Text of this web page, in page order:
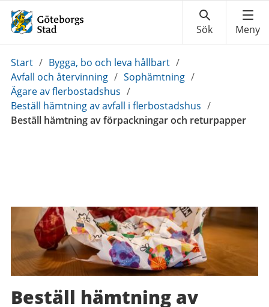
Du
är
här:
Start / Bygga, bo och leva hållbart /
Avfall och återvinning / Sophämtning /
Ägare av flerbostadshus /
Beställ hämtning av avfall i flerbostadshus /
Beställ hämtning av förpackningar och returpapper
Beställ hämtning av